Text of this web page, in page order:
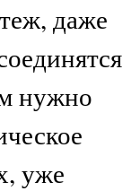
даже
нужно
уже